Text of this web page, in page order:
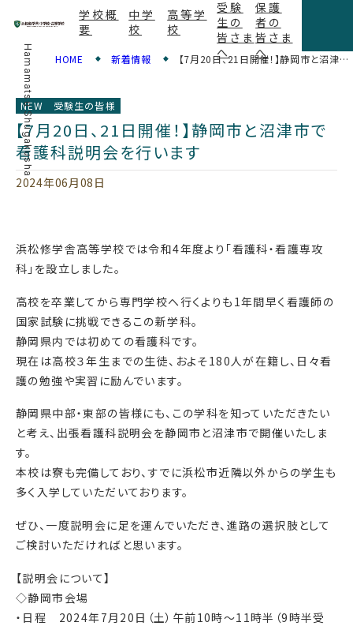
学校概
要
中学
校
高等学
校
受験
生の
皆さま
へ
保護
者の
皆さま
へ
Hamamatsu Shugakusha HOME 新着情報 【7月20日、21日開催！】静岡市と沼津市で看護科説明会を行います
NEW 受験生の皆様
【7月20日、21日開催！】静岡市と沼津市で
看護科説明会を行います
2024年06月08日
浜松修学舎高等学校では令和4年度より「看護科・看護専攻
科」を設立しました。
高校を卒業してから専門学校へ行くよりも1年間早く看護師の
国家試験に挑戦できるこの新学科。
静岡県内では初めての看護科です。
現在は高校３年生までの生徒、およそ180人が在籍し、日々看
護の勉強や実習に励んでいます。
静岡県中部・東部の皆様にも、この学科を知っていただきたい
と考え、出張看護科説明会を静岡市と沼津市で開催いたしま
す。
本校は寮も完備しており、すでに浜松市近隣以外からの学生も
多く入学していただいております。
ぜひ、一度説明会に足を運んでいただき、進路の選択肢として
ご検討いただければと思います。
【説明会について】
◇静岡市会場
・日程 2024年7月20日（土）午前10時～11時半（9時半受